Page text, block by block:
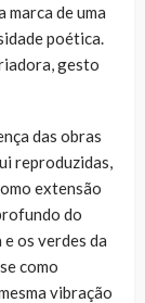
marca de uma
poética.
gesto
das obras
reproduzidas,
extensão
do
os verdes da
como
vibração